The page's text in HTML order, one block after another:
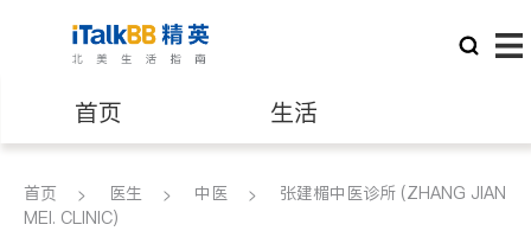
首页 生活
医生 律师
首页 医生 中医
张建楣中医诊所 (ZHANG JIAN
MEI. CLINIC)